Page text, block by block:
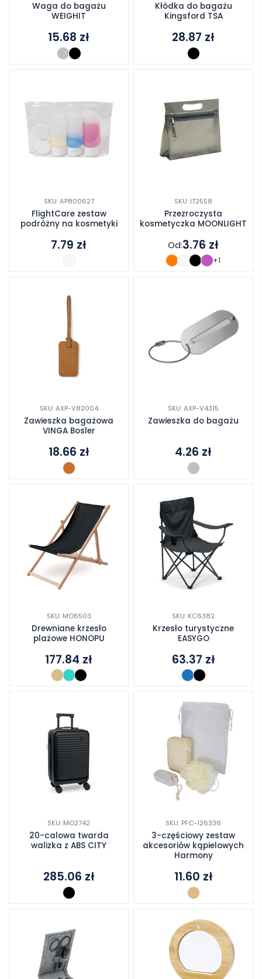
Waga do bagażu
WEIGHIT
15.68 zł
Kłódka do bagażu
Kingsford TSA
28.87 zł
SKU: AP800627
FlightCare zestaw
podróżny na kosmetyki
7.79 zł
SKU: IT2558
Przezroczysta
kosmetyczka MOONLIGHT
Od:3.76 zł
+1
SKU: AXP-V82004
Zawieszka bagażowa
VINGA Bosler
18.66 zł
SKU: AXP-V4315
Zawieszka do bagażu
4.26 zł
SKU: MO6503
Drewniane krzesło
plażowe HONOPU
177.84 zł
SKU: KC6382
Krzesło turystyczne
EASYGO
63.37 zł
SKU: MO2742
20-calowa twarda
walizka z ABS CITY
285.06 zł
SKU: PFC-126336
3-częściowy zestaw
akcesoriów kąpielowych
Harmony
11.60 zł